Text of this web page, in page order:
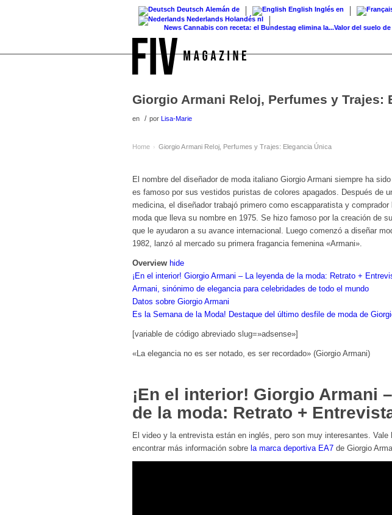
Deutsch Alemán de English Inglés en
Nederlands Holandés nl
News
Cannabis con receta: el Bundestag elimina la...Valor del suelo de
Giorgio Armani Reloj, Perfumes y Trajes:
en / por Lisa-Marie
Home › Giorgio Armani Reloj, Perfumes y Trajes: Elegancia Única
El nombre del diseñador de moda italiano Giorgio Armani siempre ha
es famoso por sus vestidos puristas de colores apagados. Después de
medicina, el diseñador trabajó primero como escapparatista y
moda que lleva su nombre en 1975. Se hizo famoso por la creación de
que le ayudaron a su avance internacional. Luego comenzó a diseñar
1982, lanzó al mercado su primera fragancia femenina «Armani».
Overview hide
¡En el interior! Giorgio Armani – La leyenda de la moda: Retrato +
Armani, sinónimo de elegancia para celebridades de todo el mundo
Datos sobre Giorgio Armani
Es la Semana de la Moda! Destaque del último desfile de moda de
[variable de código abreviado slug=»adsense»]
«La elegancia no es ser notado, es ser recordado» (Giorgio Armani)
¡En el interior! Giorgio Armani
de la moda: Retrato +
El video y la entrevista están en inglés, pero son muy interesantes. Vale
encontrar más información sobre la marca deportiva EA7 de Giorgio